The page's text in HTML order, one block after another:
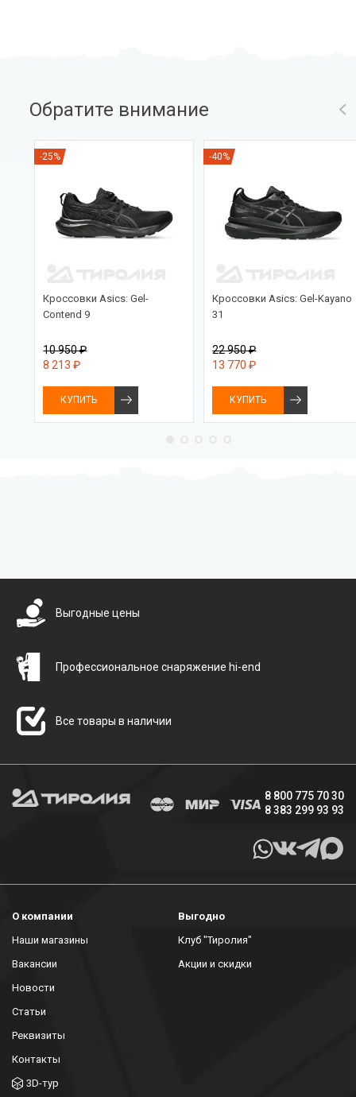
Обратите внимание
-25%
Кроссовки Asics: Gel-
Contend 9
10 950 ₽
8 213 ₽
КУПИТЬ
-40%
Кроссовки Asics: Gel-Kayano
31
22 950 ₽
13 770 ₽
КУПИТЬ
Выгодные цены
Профессиональное снаряжение hi-end
Все товары в наличии
8 800 775 70 30
8 383 299 93 93
О компании
Наши магазины
Вакансии
Новости
Статьи
Реквизиты
Контакты
3D-тур
Выгодно
Клуб "Тиролия"
Акции и скидки